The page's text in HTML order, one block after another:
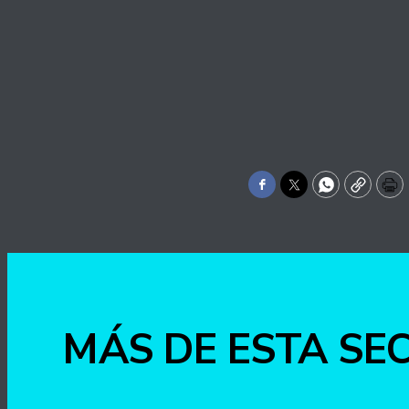
Facebook
TwitterWhatsApp
Copy
MÁS DE ESTA